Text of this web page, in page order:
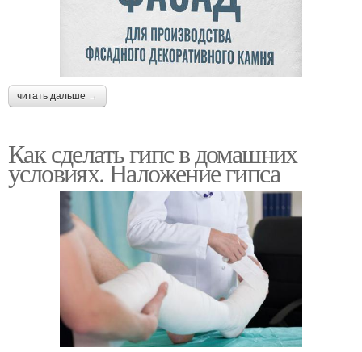
читать дальше →
Как сделать гипс в домашних
условиях. Наложение гипса